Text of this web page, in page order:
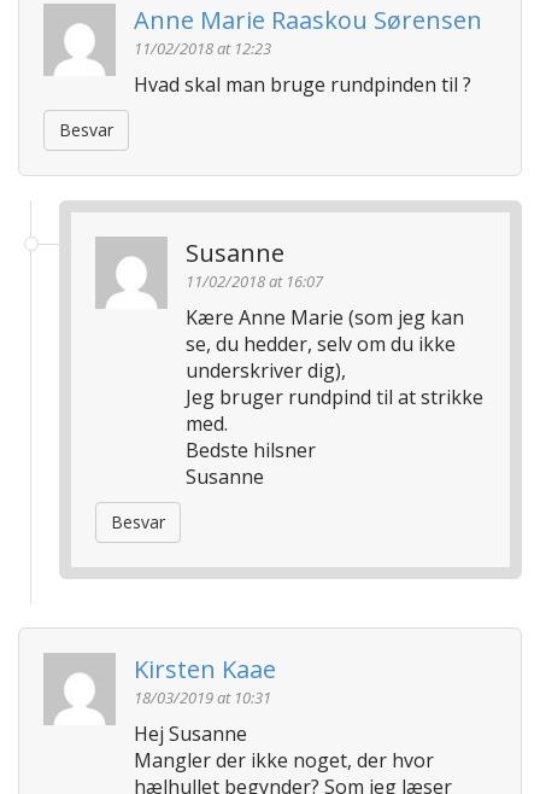
n
Anne Marie Raaskou Sørensen
11/02/2018 at 12:23
Hvad skal man bruge rundpinden til ?
Besvar
Susanne
11/02/2018 at 16:07
Kære Anne Marie (som jeg kan
se, du hedder, selv om du ikke
underskriver dig),
Jeg bruger rundpind til at strikke
med.
Bedste hilsner
Susanne
Besvar
Kirsten Kaae
18/03/2019 at 10:31
Hej Susanne
Mangler der ikke noget, der hvor
hælhullet begynder? Som jeg læser